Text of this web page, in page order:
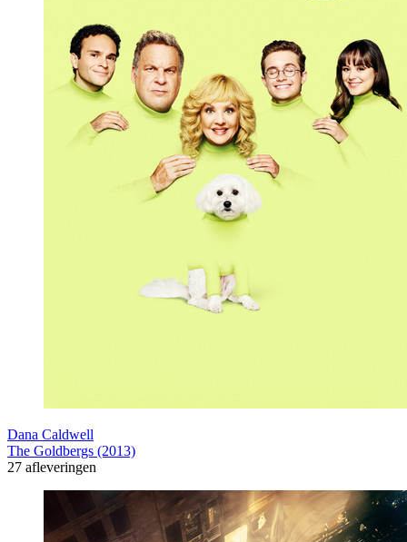
Dana Caldwell
The Goldbergs (2013)
27 afleveringen